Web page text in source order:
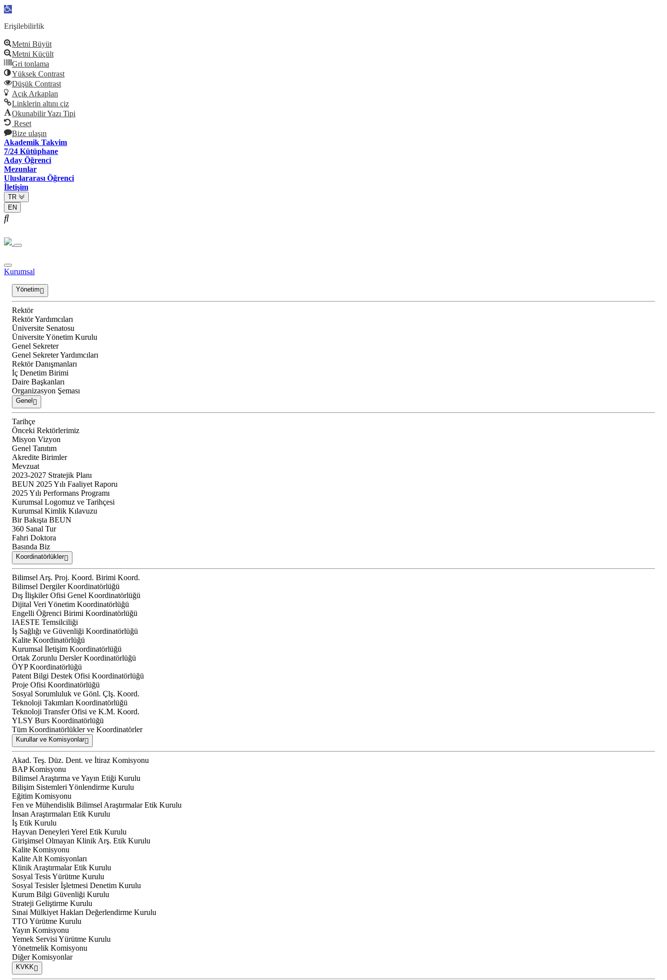
Open
Erişilebilirlik
Metni Büyüt
Metni Küçült
Gri tonlama
Yüksek Contrast
Düşük Contrast
Açık Arkaplan
Linklerin altını çiz
Okunabilir Yazı Tipi
Reset
Bize ulaşın
Akademik Takvim
7/24 Kütüphane
Aday Öğrenci
Mezunlar
Uluslararası Öğrenci
İletişim
TR
EN
Kurumsal
Yönetim
Rektör
Rektör Yardımcıları
Üniversite Senatosu
Üniversite Yönetim Kurulu
Genel Sekreter
Genel Sekreter Yardımcıları
Rektör Danışmanları
İç Denetim Birimi
Daire Başkanları
Organizasyon Şeması
Genel
Tarihçe
Önceki Rektörlerimiz
Misyon Vizyon
Genel Tanıtım
Akredite Birimler
Mevzuat
2023-2027 Stratejik Planı
BEUN 2025 Yılı Faaliyet Raporu
2025 Yılı Performans Programı
Kurumsal Logomuz ve Tarihçesi
Kurumsal Kimlik Kılavuzu
Bir Bakışta BEUN
360 Sanal Tur
Fahri Doktora
Basında Biz
Koordinatörlükler
Bilimsel Arş. Proj. Koord. Birimi Koord.
Bilimsel Dergiler Koordinatörlüğü
Dış İlişkiler Ofisi Genel Koordinatörlüğü
Dijital Veri Yönetim Koordinatörlüğü
Engelli Öğrenci Birimi Koordinatörlüğü
IAESTE Temsilciliği
İş Sağlığı ve Güvenliği Koordinatörlüğü
Kalite Koordinatörlüğü
Kurumsal İletişim Koordinatörlüğü
Ortak Zorunlu Dersler Koordinatörlüğü
ÖYP Koordinatörlüğü
Patent Bilgi Destek Ofisi Koordinatörlüğü
Proje Ofisi Koordinatörlüğü
Sosyal Sorumluluk ve Gönl. Çlş. Koord.
Teknoloji Takımları Koordinatörlüğü
Teknoloji Transfer Ofisi ve K.M. Koord.
YLSY Burs Koordinatörlüğü
Tüm Koordinatörlükler ve Koordinatörler
Kurullar ve Komisyonlar
Akad. Teş. Düz. Dent. ve İtiraz Komisyonu
BAP Komisyonu
Bilimsel Araştırma ve Yayın Etiği Kurulu
Bilişim Sistemleri Yönlendirme Kurulu
Eğitim Komisyonu
Fen ve Mühendislik Bilimsel Araştırmalar Etik Kurulu
İnsan Araştırmaları Etik Kurulu
İş Etik Kurulu
Hayvan Deneyleri Yerel Etik Kurulu
Girişimsel Olmayan Klinik Arş. Etik Kurulu
Kalite Komisyonu
Kalite Alt Komisyonları
Klinik Araştırmalar Etik Kurulu
Sosyal Tesis Yürütme Kurulu
Sosyal Tesisler İşletmesi Denetim Kurulu
Kurum Bilgi Güvenliği Kurulu
Strateji Geliştirme Kurulu
Sınai Mülkiyet Hakları Değerlendirme Kurulu
TTO Yürütme Kurulu
Yayın Komisyonu
Yemek Servisi Yürütme Kurulu
Yönetmelik Komisyonu
Diğer Komisyonlar
KVKK